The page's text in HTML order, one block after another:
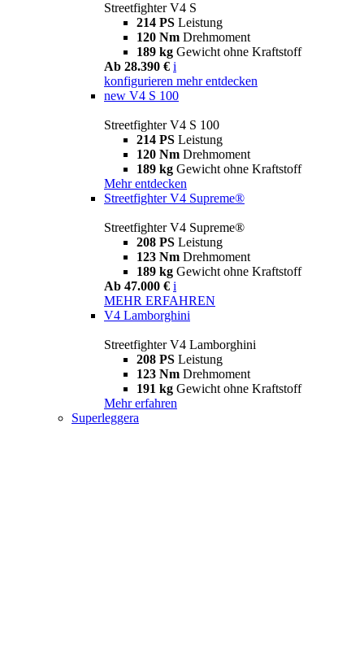
Streetfighter V4 S
214 PS Leistung
120 Nm Drehmoment
189 kg Gewicht ohne Kraftstoff
Ab 28.390 € i
konfigurieren mehr entdecken
new V4 S 100
Streetfighter V4 S 100
214 PS Leistung
120 Nm Drehmoment
189 kg Gewicht ohne Kraftstoff
Mehr entdecken
Streetfighter V4 Supreme®
Streetfighter V4 Supreme®
208 PS Leistung
123 Nm Drehmoment
189 kg Gewicht ohne Kraftstoff
Ab 47.000 € i
MEHR ERFAHREN
V4 Lamborghini
Streetfighter V4 Lamborghini
208 PS Leistung
123 Nm Drehmoment
191 kg Gewicht ohne Kraftstoff
Mehr erfahren
Superleggera